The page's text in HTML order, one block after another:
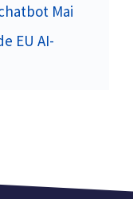
Mai
EU AI-